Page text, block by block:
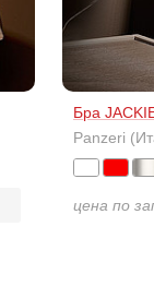
Бра
Panzeri
цена по